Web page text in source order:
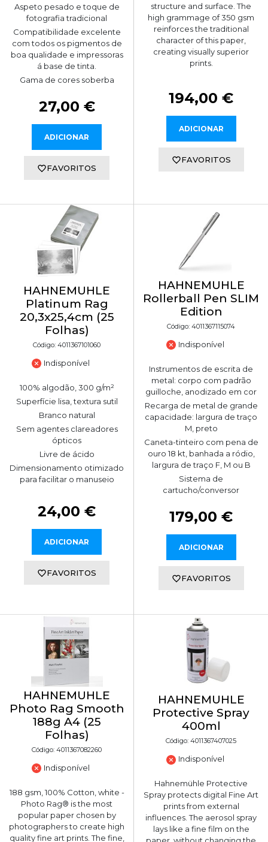
Aspeto pesado e toque de
fotografia tradicional
Compatibilidade excelente
com todos os pigmentos de
boa qualidade e impressoras
á base de tinta.
Gama de cores soberba
27,00 €
ADICIONAR
FAVORITOS
structure and surface. The
high grammage of 350 gsm
reinforces the traditional
character of this paper,
creating visually superior
prints.
194,00 €
ADICIONAR
FAVORITOS
HAHNEMUHLE
Platinum Rag
20,3x25,4cm (25
Folhas)
Código: 4011367101060
Indisponível
100% algodão, 300 g/m²
Superfície lisa, textura sutil
Branco natural
Sem agentes clareadores
ópticos
Livre de ácido
Dimensionamento otimizado
para facilitar o manuseio
24,00 €
ADICIONAR
FAVORITOS
HAHNEMUHLE
Rollerball Pen SLIM
Edition
Código: 4011367115074
Indisponível
Instrumentos de escrita de
metal: corpo com padrão
guilloche, anodizado em cor
Recarga de metal de grande
capacidade: largura de traço
M, preto
Caneta-tinteiro com pena de
ouro 18 kt, banhada a ródio,
largura de traço F, M ou B
Sistema de
cartucho/conversor
179,00 €
ADICIONAR
FAVORITOS
HAHNEMUHLE
Photo Rag Smooth
188g A4 (25
Folhas)
Código: 4011367082260
Indisponível
188 gsm, 100% Cotton, white -
Photo Rag® is the most
popular paper chosen by
photographers to create high
quality fine art prints. The fine,
HAHNEMUHLE
Protective Spray
400ml
Código: 4011367407025
Indisponível
Hahnemühle Protective
Spray protects digital Fine Art
prints from external
influences. The aerosol spray
lays like a fine film on the